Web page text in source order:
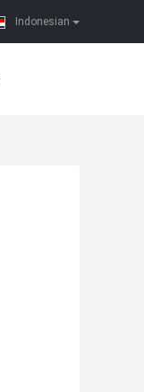
Indonesian